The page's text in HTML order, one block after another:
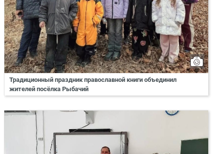
Традиционный праздник православной книги объединил
жителей посёлка Рыбачий